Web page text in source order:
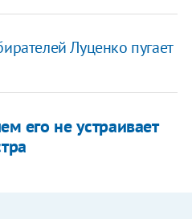
Луценко пугает
его не устраивает